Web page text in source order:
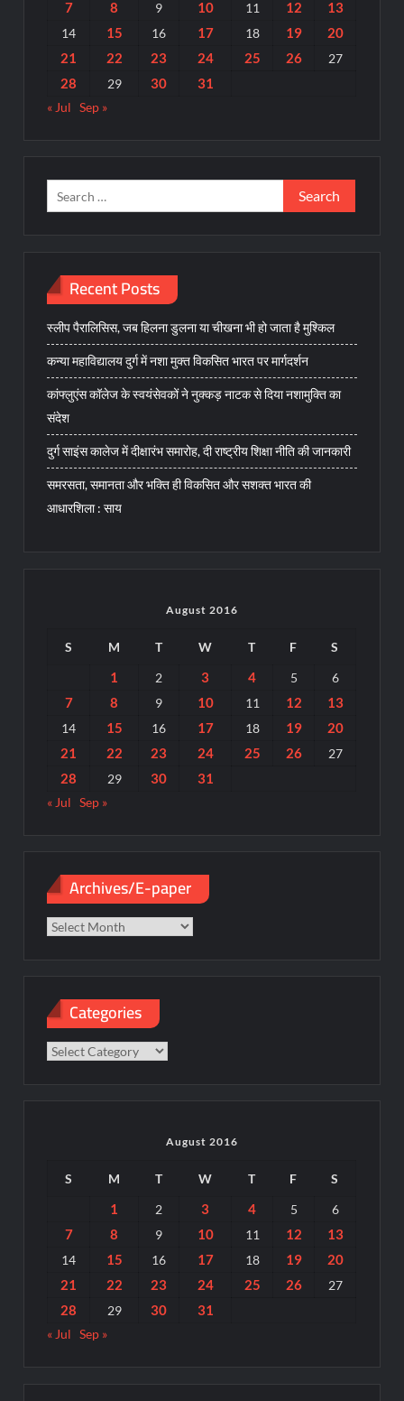
7 8 9 10 11 12 13
14 15 16 17 18 19
20
21
22 23 24 25 26 27
28 29 30 31
« Jul Sep »
Search
for:
Recent Posts
स्लीप पैरालिसिस, जब हिलना डुलना या चीखना भी हो जाता है मुश्किल
कन्या महाविद्यालय दुर्ग में नशा मुक्त विकसित भारत पर मार्गदर्शन
कांफ्लुएंस कॉलेज के स्वयंसेवकों ने नुक्कड़ नाटक से दिया नशामुक्ति का
संदेश
दुर्ग साइंस कालेज में दीक्षारंभ समारोह, दी राष्ट्रीय शिक्षा नीति की जानकारी
समरसता, समानता और भक्ति ही विकसित और सशक्त भारत की
आधारशिला : साय
August 2016
S M T W T F S
1 2 3 4 5 6
7 8 9 10 11 12 13
14 15 16 17 18 19
20
21
22 23 24 25 26 27
28 29 30 31
« Jul Sep »
Archives/E-paper
Categories
Categories
August 2016
S M T W T F S
1 2 3 4 5 6
7 8 9 10 11 12 13
14 15 16 17 18 19
20
21
22 23 24 25 26 27
28 29 30 31
« Jul Sep »